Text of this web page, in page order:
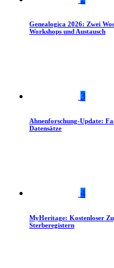
Genealogica 2026: Zwei
Workshops und Austausch
3
Ahnenforschung-Update:
Datensätze
4
MyHeritage: Kostenloser
Sterberegistern